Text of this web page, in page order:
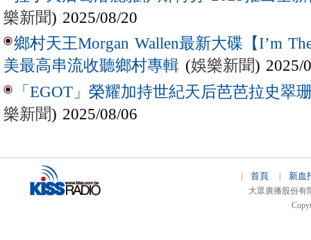
樂新聞) 2025/08/20
鄉村天王Morgan Wallen最新大碟【I’m
美最高串流收聽鄉村專輯 (娛樂新聞) 2025/
「EGOT」榮耀加持世紀天后芭芭拉史翠
樂新聞) 2025/08/06
首頁 新血
大眾廣播股份有